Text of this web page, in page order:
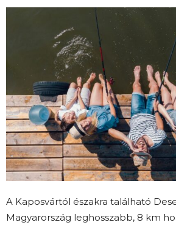
A Kaposvártól északra található
Magyarország leghosszabb, 8 km